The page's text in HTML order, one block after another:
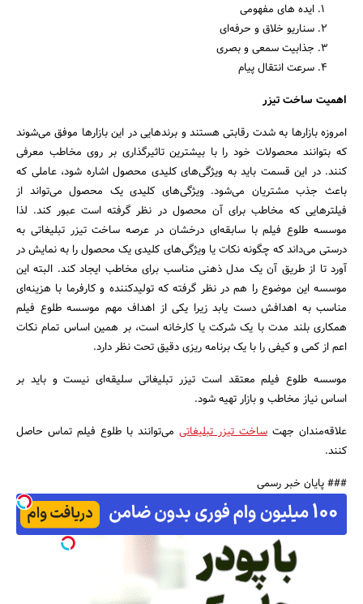
ایده های مفهومی
سناریو خلاق و حرفه‌ای
جذابیت سمعی و بصری
سرعت انتقال پیام
اهمیت ساخت تیزر
امروزه بازارها به شدت رقابتی هستند و برندهایی در این بازارها موفق می‌شوند
که بتوانند محصولات خود را با بیشترین تاثیرگذاری بر روی مخاطب معرفی
کنند. در این قسمت باید به ویژگی‌های کلیدی محصول اشاره شود، عاملی که
باعث جذب مشتریان می‌شود. ویژگی‌های کلیدی یک محصول می‌تواند از
فیلترهایی که مخاطب برای آن محصول در نظر گرفته است عبور کند. لذا
موسسه طلوع فیلم با سابقه‌ای درخشان در عرصه ساخت تیزر تبلیغاتی به
درستی می‌داند که چگونه نکات یا ویژگی‌های کلیدی یک محصول را به نمایش در
آورد تا از طریق آن یک مدل ذهنی مناسب برای مخاطب ایجاد کند. البته این
موسسه این موضوع را هم در نظر گرفته که تولیدکننده و کارفرما با هزینه‌ای
مناسب به اهدافش دست یابد زیرا یکی از اهداف مهم موسسه طلوع فیلم
همکاری بلند مدت با یک شرکت یا کارخانه است، بر همین اساس تمام نکات
اعم از کمی و کیفی را با یک برنامه ریزی دقیق تحت نظر دارد.
موسسه طلوع فیلم معتقد است تیزر تبلیغاتی سلیقه‌ای نیست و باید بر
اساس نیاز مخاطب و بازار تهیه شود.
علاقه‌مندان جهت ساخت تیزر تبلیغاتی می‌توانند با طلوع فیلم تماس حاصل
کنند.
### پایان خبر رسمی